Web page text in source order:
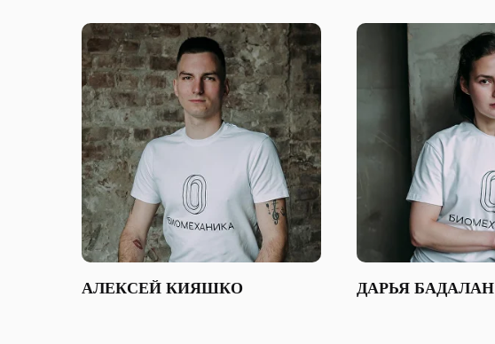
АЛЕКСЕЙ КИЯШКО ДАРЬЯ БАДАЛАН